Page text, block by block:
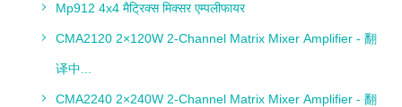
Mp912 4x4 मैट्रिक्स मिक्सर एम्पलीफायर
CMA2120 2×120W 2-Channel Matrix Mixer Amplifier - 翻
译中...
CMA2240 2×240W 2-Channel Matrix Mixer Amplifier - 翻